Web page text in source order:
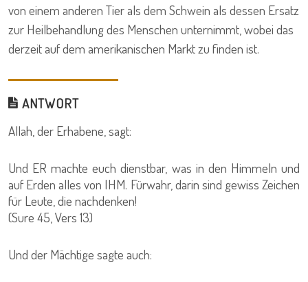
von einem anderen Tier als dem Schwein als dessen Ersatz
zur Heilbehandlung des Menschen unternimmt, wobei das
derzeit auf dem amerikanischen Markt zu finden ist.
ANTWORT
Allah, der Erhabene, sagt:
Und ER machte euch dienstbar, was in den Himmeln und
auf Erden alles von IHM. Fürwahr, darin sind gewiss Zeichen
für Leute, die nachdenken!
(Sure 45, Vers 13)
Und der Mächtige sagte auch: